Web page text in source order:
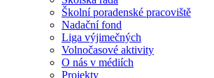
Školní poradenské pracoviště
Nadační fond
Liga výjimečných
Volnočasové aktivity
O nás v médiích
Projekty